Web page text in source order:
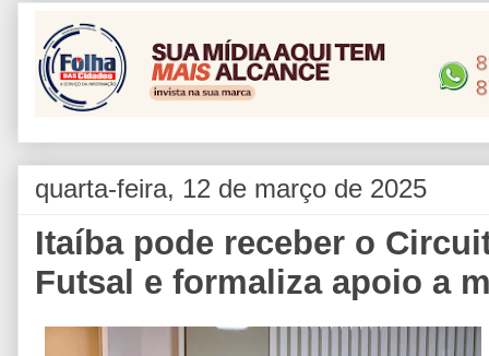
quarta-feira, 12 de março de 2025
Itaíba pode receber o
Futsal e formaliza apoio a